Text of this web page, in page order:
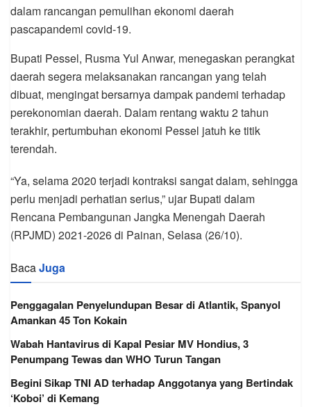
dalam rancangan pemulihan ekonomi daerah
pascapandemi covid-19.
Bupati Pessel, Rusma Yul Anwar, menegaskan perangkat
daerah segera melaksanakan rancangan yang telah
dibuat, mengingat bersarnya dampak pandemi terhadap
perekonomian daerah. Dalam rentang waktu 2 tahun
terakhir, pertumbuhan ekonomi Pessel jatuh ke titik
terendah.
“Ya, selama 2020 terjadi kontraksi sangat dalam, sehingga
perlu menjadi perhatian serius,” ujar Bupati dalam
Rencana Pembangunan Jangka Menengah Daerah
(RPJMD) 2021-2026 di Painan, Selasa (26/10).
BacaJuga
Penggagalan Penyelundupan Besar di Atlantik, Spanyol
Amankan 45 Ton Kokain
Wabah Hantavirus di Kapal Pesiar MV Hondius, 3
Penumpang Tewas dan WHO Turun Tangan
Begini Sikap TNI AD terhadap Anggotanya yang Bertindak
‘Koboi’ di Kemang